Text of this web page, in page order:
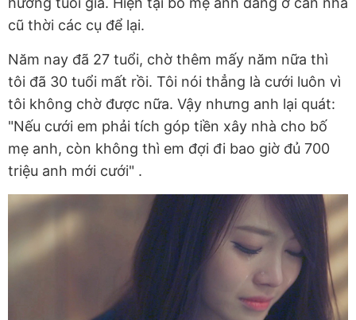
cũ thời các cụ để lại.
Năm nay đã 27 tuổi, chờ thêm mấy năm nữa thì
tôi đã 30 tuổi mất rồi. Tôi nói thẳng là cưới luôn vì
tôi không chờ được nữa. Vậy nhưng anh lại quát:
"Nếu cưới em phải tích góp tiền xây nhà cho bố
mẹ anh, còn không thì em đợi đi bao giờ đủ 700
triệu anh mới cưới" .